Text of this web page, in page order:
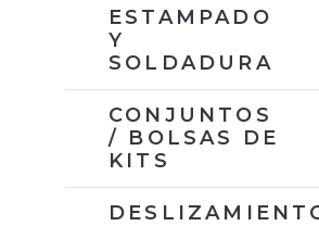
ESTAMPADO
Y
SOLDADURA
CONJUNTOS
/ BOLSAS DE
KITS